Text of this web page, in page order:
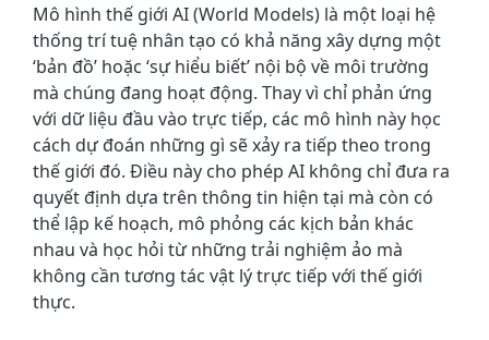
Mô hình thế giới AI (World Models) là một loại hệ
thống trí tuệ nhân tạo có khả năng xây dựng một
‘bản đồ’ hoặc ‘sự hiểu biết’ nội bộ về môi trường
mà chúng đang hoạt động. Thay vì chỉ phản ứng
với dữ liệu đầu vào trực tiếp, các mô hình này học
cách dự đoán những gì sẽ xảy ra tiếp theo trong
thế giới đó. Điều này cho phép AI không chỉ đưa ra
quyết định dựa trên thông tin hiện tại mà còn có
thể lập kế hoạch, mô phỏng các kịch bản khác
nhau và học hỏi từ những trải nghiệm ảo mà
không cần tương tác vật lý trực tiếp với thế giới
thực.